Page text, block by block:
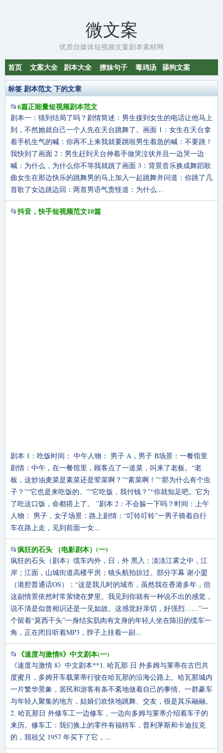
微文案
优质自媒体短视频文案剧本素材网
首页 文案大全 剧本大全 撩妹句子 毒鸡汤 舔狗文案
标签 剧本范文 下的文章
📂6篇正能量短视频剧本范文
剧本一：猜到结局了吗？剧情简述：男生接到女生的电话让他马上
到，不然她就自己一个人先在天台跳舞了。画面 1：女生在天台拿
着手机生气的喊：你再不上来我就要跳啦男生着急的喊：不要跳！
我快到了画面 2：男生赶到天台伸着手做哭泣状并且一边哭一边
喊：为什么，为什么你不等我就跳了画面 3：背景音乐换成舞蹈歌
曲女生在那边快乐的跳舞男的马上加入一起跳舞并问道：你跳了几
首歌了女边跳边回：两首男语气责怪道：为什么...
📂抖音，快手短视频范文10篇
剧本 1：吃饭时间： 中午人物： 男子 A，男子 B场景：一餐馆里
剧情：中午，在一餐馆里，顾客点了一道菜，叫来了老板。“老
板，这炒油麦菜是素菜还是荤菜啊？”“素菜啊！”“那为什么有个虫
子？”“它也是来吃饭的。”“它吃饭，我付钱？”“你就知足吧。它为
了吃这口饭，命都搭上了。 ”剧本 2：不会躲一下吗？时间：上午
人物： 男子，女子场景：路上剧情：“叮铃叮铃”一男子骑着自行
车在路上走，见到前面一女...
📂疯狂的石头 （电影剧本）(一)
疯狂的石头（剧本）缆车内外，日，外 黑入：淡淡江雾之中，江
岸；江面，山城街道高楼平房；镜头航拍掠过。部分字幕 谢小盟
（港腔普通话OS）：“这是我儿时的城市，虽然我在香港多年，但
这副情景依然时常萦绕在梦里。我见到你就有一种说不出的感觉，
说不清是似曾相识还是一见如故。这感觉好亲切，好强烈……”一
个留着“莫西干头”一身结实肌肉有文身的年轻人坐在陈旧的缆车一
角，正在闭目听着MP3，脖子上挂着一副...
📂 《速度与激情8》中文剧本(一)
《速度与激情 8》中文剧本**1. 哈瓦那 日 外多姆与莱蒂在古巴共
度蜜月，多姆开车载莱蒂行驶在哈瓦那的沿海公路上。哈瓦那城内
一片繁华景象，居民和游客有条不紊地做着自己的事情。一群豪车
与年轻人聚集的地方，姑娘们欢快地跳舞、交友，很是其乐融融。
2. 哈瓦那日 外修车工一边修车，一边向多姆与莱蒂介绍着车子的
来历。修车工：我们换上的零件有福特车，普利茅斯和卡迪拉克
的，我祖父 1957 年买下了它，...